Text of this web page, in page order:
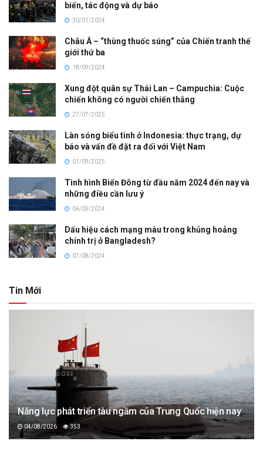
biến, tác động và dự báo
30/01/2024
Châu Á – “thùng thuốc súng” của Chiến tranh thế
giới thứ ba
18/09/2024
Xung đột quân sự Thái Lan – Campuchia: Cuộc
chiến không có người chiến thắng
27/07/2025
Làn sóng biểu tình ở Indonesia: thực trạng, dự
báo và vấn đề đặt ra đối với Việt Nam
01/09/2025
Tình hình Biển Đông từ đầu năm 2024 đến nay và
những điều cần lưu ý
06/05/2024
Dấu hiệu cách mạng màu trong khủng hoảng
chính trị ở Bangladesh?
07/08/2024
Tin Mới
Năng lực phát triển tàu ngầm của Trung Quốc hiện nay
04/08/2026 353